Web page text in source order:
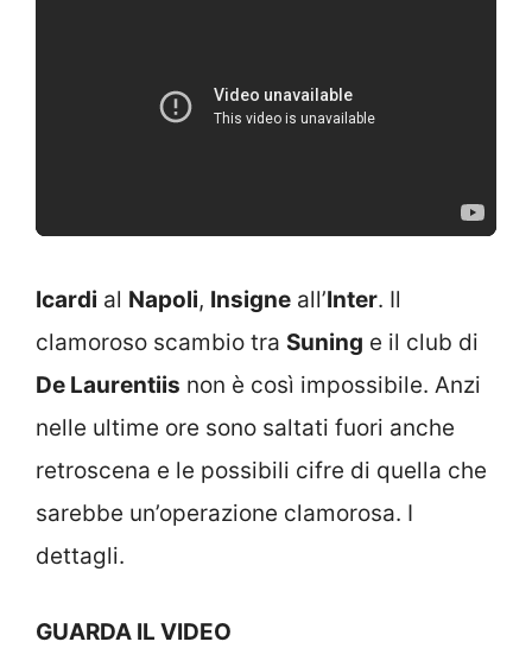
Icardi al Napoli, Insigne all’Inter. Il
clamoroso scambio tra Suning e il club di
De Laurentiis non è così impossibile. Anzi
nelle ultime ore sono saltati fuori anche
retroscena e le possibili cifre di quella che
sarebbe un’operazione clamorosa. I
dettagli.
GUARDA IL VIDEO